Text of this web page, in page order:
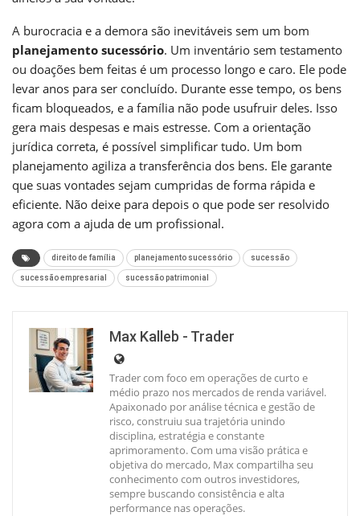
A burocracia e a demora são inevitáveis sem um bom
planejamento sucessório. Um inventário sem testamento
ou doações bem feitas é um processo longo e caro. Ele pode
levar anos para ser concluído. Durante esse tempo, os bens
ficam bloqueados, e a família não pode usufruir deles. Isso
gera mais despesas e mais estresse. Com a orientação
jurídica correta, é possível simplificar tudo. Um bom
planejamento agiliza a transferência dos bens. Ele garante
que suas vontades sejam cumpridas de forma rápida e
eficiente. Não deixe para depois o que pode ser resolvido
agora com a ajuda de um profissional.
direito de família planejamento sucessório sucessão
sucessão empresarial sucessão patrimonial
Max Kalleb - Trader
Trader com foco em operações de curto e
médio prazo nos mercados de renda variável.
Apaixonado por análise técnica e gestão de
risco, construiu sua trajetória unindo
disciplina, estratégia e constante
aprimoramento. Com uma visão prática e
objetiva do mercado, Max compartilha seu
conhecimento com outros investidores,
sempre buscando consistência e alta
performance nas operações.